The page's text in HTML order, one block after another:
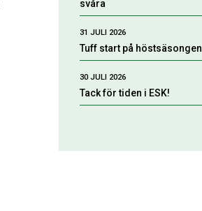
svåra
Tuff start på höstsäsongen
31 JULI 2026
Tack för tiden i ESK!
30 JULI 2026